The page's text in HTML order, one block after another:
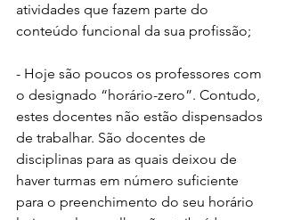
atividades que fazem parte do
conteúdo funcional da sua profissão;
- Hoje são poucos os professores com
o designado “horário-zero”. Contudo,
estes docentes não estão dispensados
de trabalhar. São docentes de
disciplinas para as quais deixou de
haver turmas em número suficiente
para o preenchimento do seu horário